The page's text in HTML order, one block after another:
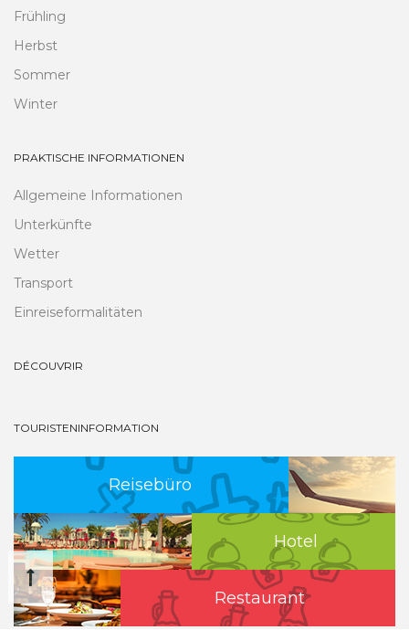
Frühling
Herbst
Sommer
Winter
PRAKTISCHE INFORMATIONEN
Allgemeine Informationen
Unterkünfte
Wetter
Transport
Einreiseformalitäten
DÉCOUVRIR
TOURISTENINFORMATION
Reisebüro
Hotel
Restaurant